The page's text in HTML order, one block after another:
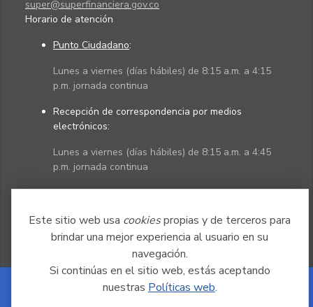
Este sitio web usa cookiespropias y de terceros para
brindar una mejor experiencia al usuario en su
navegación.
Si continúas en el sitio web, estás aceptando
nuestras Políticas web.
super@superfinanciera.gov.co
Horario de atención
Punto Ciudadano:
Lunes a viernes (días hábiles) de 8:15 a.m. a 4:15
p.m. jornada continua
Recepción de correspondencia por medios
electrónicos:
Lunes a viernes (días hábiles) de 8:15 a.m. a 4:45
p.m. jornada continua